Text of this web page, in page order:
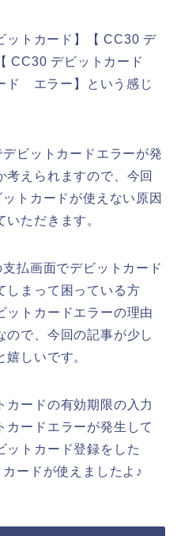
ットカード】【 CC30 デ
CC30 デビットカード
ド エラー】という感じ
ビットカードエラーが発
考えられますので、今回
トカードが使えない原因
ただきます。
払画面でデビットカード
しまって困っている方
ットカードエラーの理由
ので、今回の記事が少し
しいです。
カードの有効期限の入力
カードエラーが発生して
ットカード登録をした
ードが使えましたよ♪